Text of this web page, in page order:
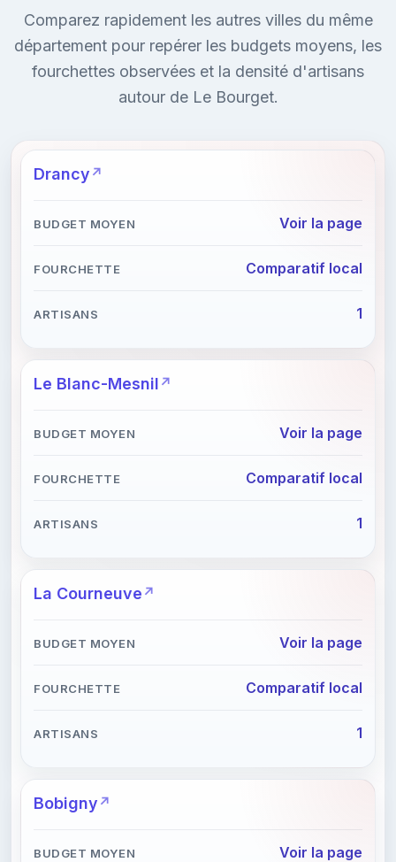
Comparez rapidement les autres villes du même
département pour repérer les budgets moyens, les
fourchettes observées et la densité d'artisans
autour de Le Bourget.
Drancy
Voir la page
Comparatif local
1
Le Blanc-Mesnil
Voir la page
Comparatif local
1
La Courneuve
Voir la page
Comparatif local
1
Bobigny
Voir la page